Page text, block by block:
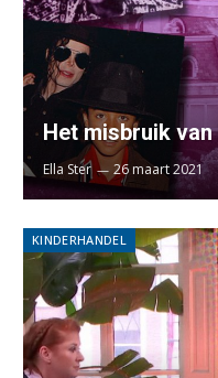
Het misbruik
Ella Ster 26 maart 2021
KINDERHANDEL